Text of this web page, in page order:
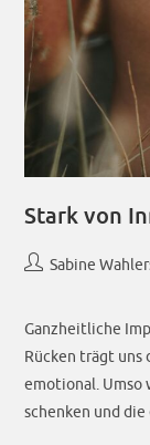
0175-16
Stark von
Sabine
Ganzheitliche
Rücken trägt uns
emotional. Umso
schenken und